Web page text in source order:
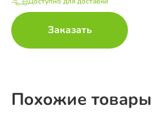
Заказать
Похожие товары